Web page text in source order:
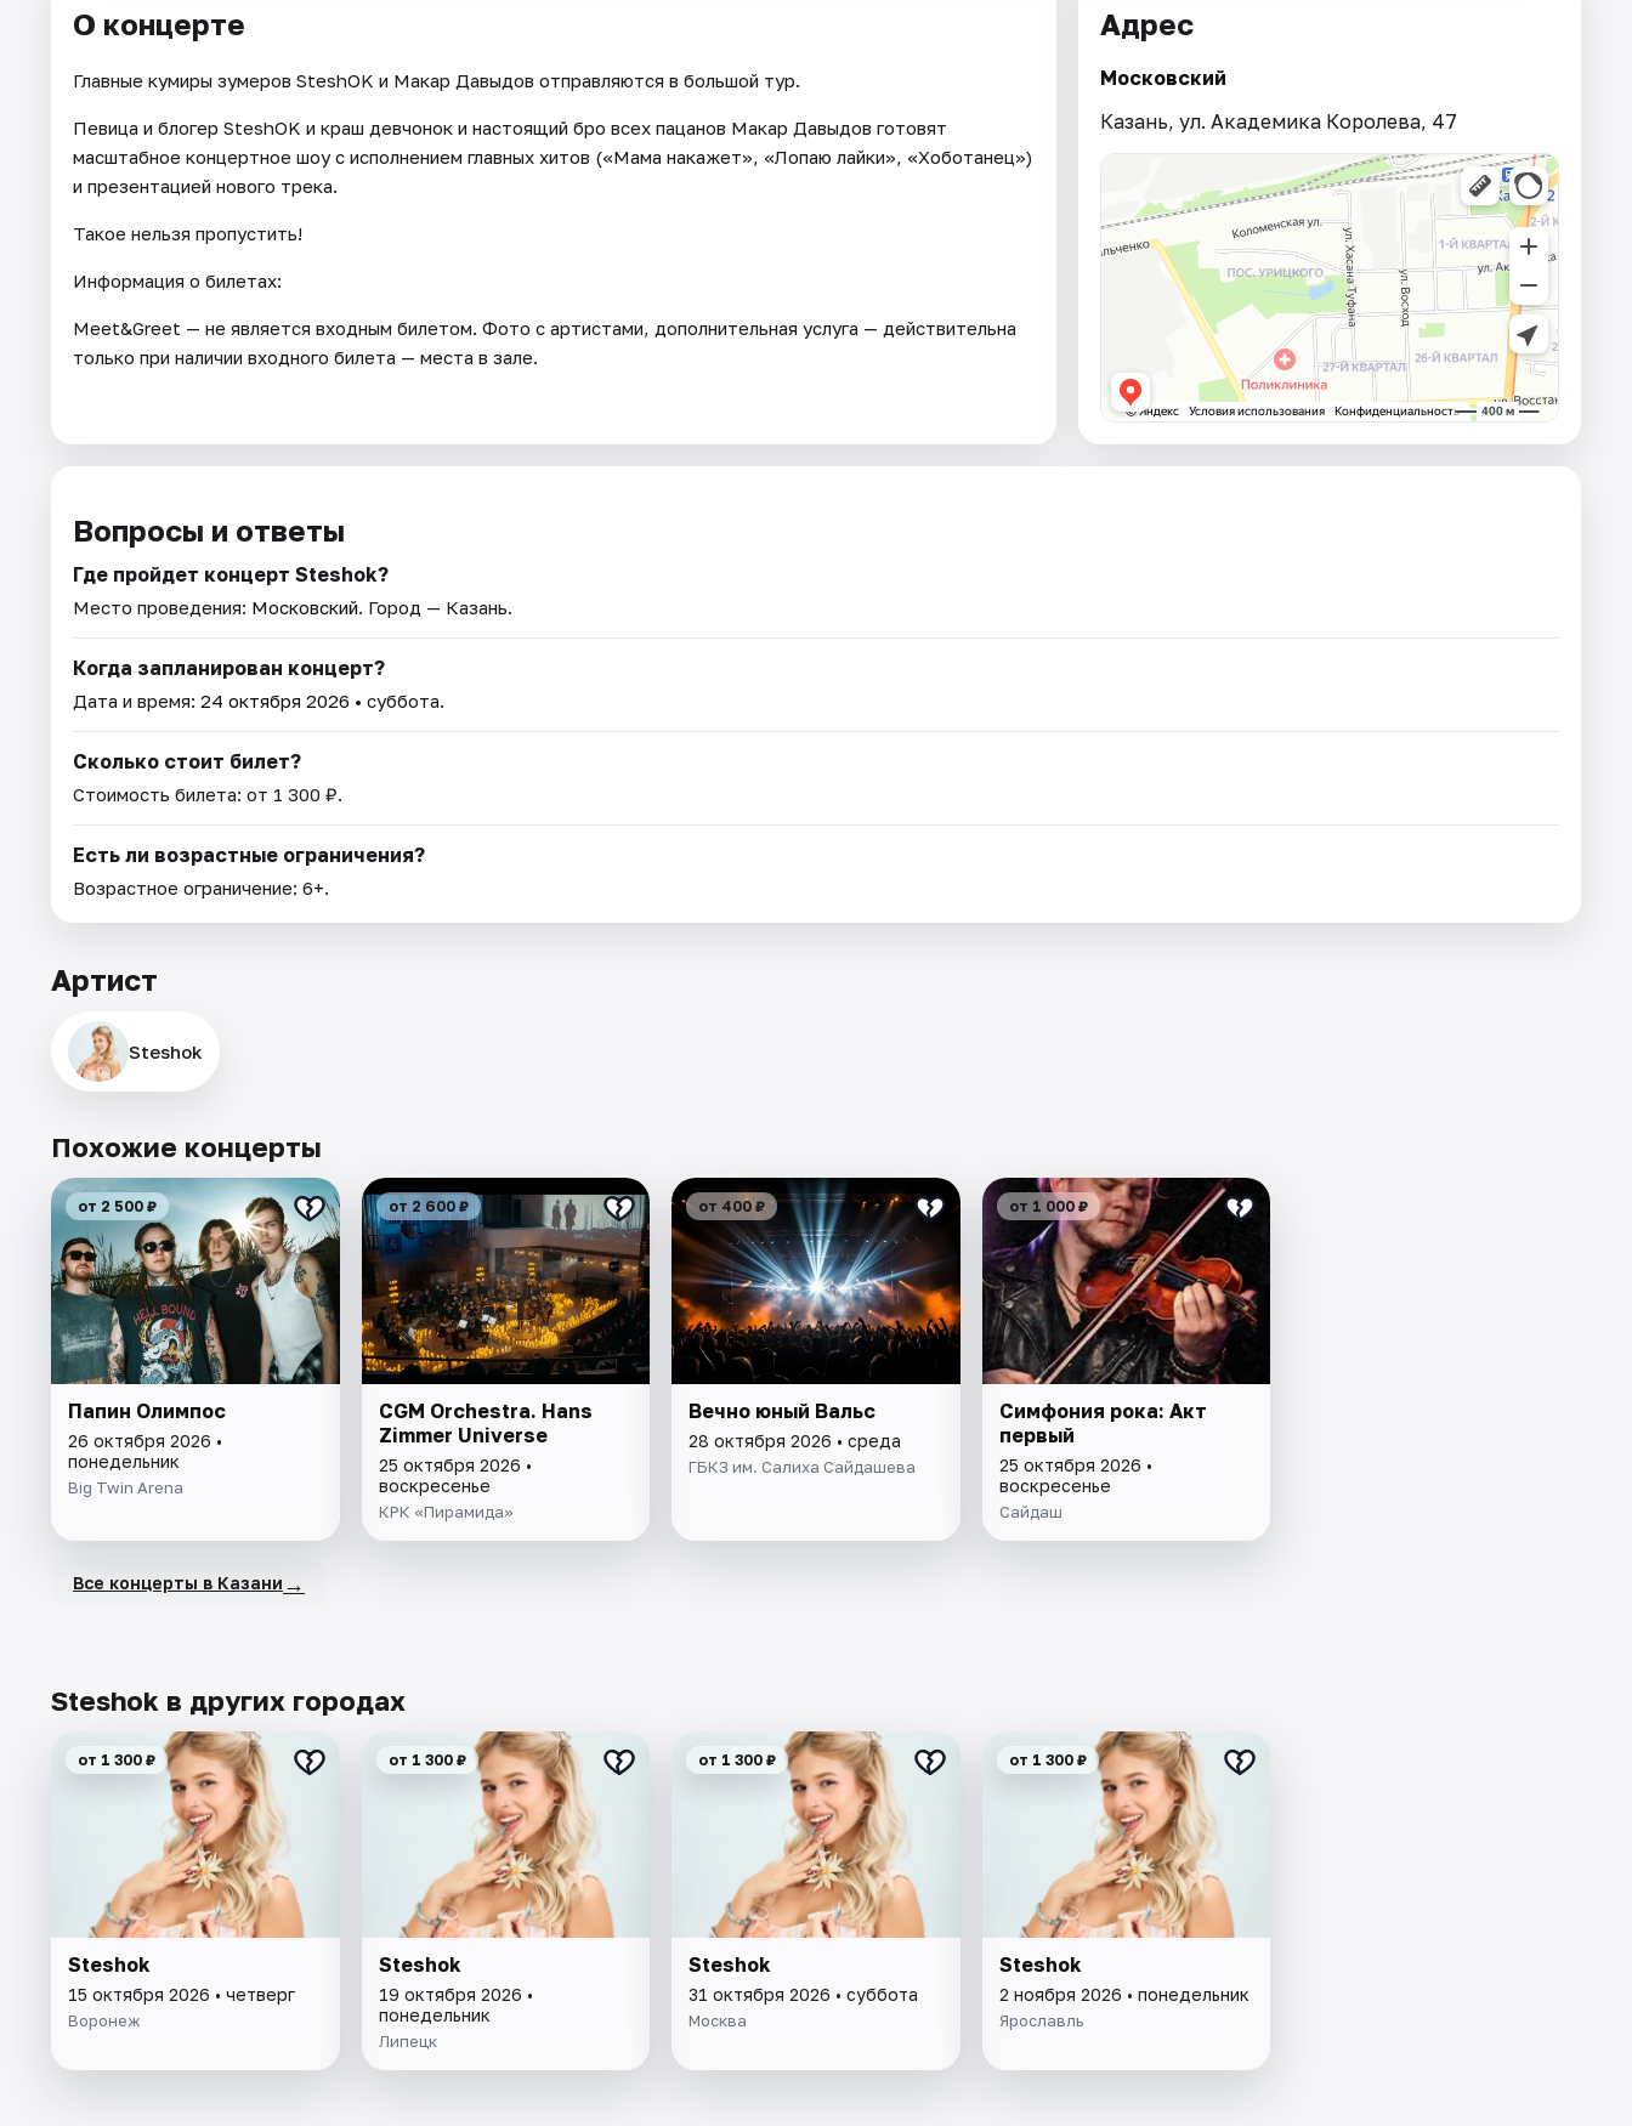
О концерте
Главные кумиры зумеров SteshOK и Макар Давыдов отправляются в большой тур.
Певица и блогер SteshOK и краш девчонок и настоящий бро всех пацанов Макар Давыдов готовят
масштабное концертное шоу с исполнением главных хитов («Мама накажет», «Лопаю лайки», «Хоботанец»)
и презентацией нового трека.
Такое нельзя пропустить!
Информация о билетах:
Meet&Greet — не является входным билетом. Фото с артистами, дополнительная услуга — действительна
только при наличии входного билета — места в зале.
Адрес
Московский
Казань, ул. Академика Королева, 47
Вопросы и ответы
Где пройдет концерт Steshok?
Место проведения: Московский. Город — Казань.
Когда запланирован концерт?
Дата и время: 24 октября 2026 • суббота.
Сколько стоит билет?
Стоимость билета: от 1 300 ₽.
Есть ли возрастные ограничения?
Возрастное ограничение: 6+.
Артист
Steshok
Похожие концерты
от 2 500 ₽
Папин Олимпос
26 октября 2026 •
понедельник
Big Twin Arena
от 2 600 ₽
CGM Orchestra. Hans
Zimmer Universe
25 октября 2026 •
воскресенье
КРК «Пирамида»
от 400 ₽
Вечно юный Вальс
28 октября 2026 • среда
ГБКЗ им. Салиха Сайдашева
от 1 000 ₽
Симфония рока: Акт
первый
25 октября 2026 •
воскресенье
Сайдаш
Все концерты в Казани →
Steshok в других городах
от 1 300 ₽
Steshok
15 октября 2026 • четверг
Воронеж
от 1 300 ₽
Steshok
19 октября 2026 •
понедельник
Липецк
от 1 300 ₽
Steshok
31 октября 2026 • суббота
Москва
от 1 300 ₽
Steshok
2 ноября 2026 • понедельник
Ярославль